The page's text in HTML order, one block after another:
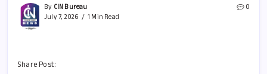
By CIN Bureau
July 7, 2026
1 Min Read
0
Share Post: